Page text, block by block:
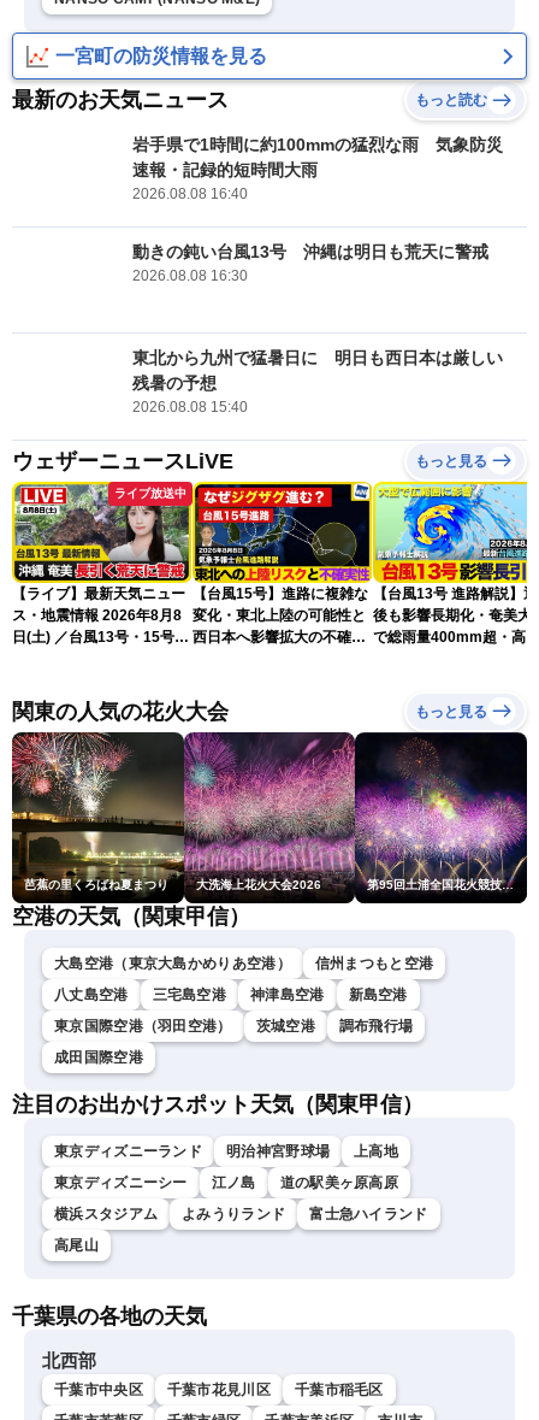
一宮町の防災情報を見る
最新のお天気ニュース もっと読む
岩手県で1時間に約100mmの猛烈な雨 気象防災
速報・記録的短時間大雨
2026.08.08 16:40
動きの鈍い台風13号 沖縄は明日も荒天に警戒
2026.08.08 16:30
東北から九州で猛暑日に 明日も西日本は厳しい
残暑の予想
2026.08.08 15:40
ウェザーニュースLiVE もっと見る
ライブ放送中
【ライブ】最新天気ニュー
ス・地震情報 2026年8月8
日(土) ／台風13号・15号
ーニュースLiVEムーン・戸
北美月／芳野達郎〉
【台風15号】進路に複雑な
変化・東北上陸の可能性と
西日本へ影響拡大の不確実
【台風13号 進路解説】
後も影響長期化・奄美大
で総雨量400mm超・高波
関東の人気の花火大会 もっと見る
芭蕉の里くろばね夏まつり 大洗海上花火大会2026 第95回土浦全国花火競技大会
空港の天気（関東甲信）
大島空港（東京大島かめりあ空港）
信州まつもと空港
八丈島空港
三宅島空港 神津島空港
新島空港
東京国際空港（羽田空港）
茨城空港
調布飛行場
成田国際空港
注目のお出かけスポット天気（関東甲信）
東京ディズニーランド 明治神宮野球場
上高地
東京ディズニーシー
江ノ島
道の駅美ヶ原高原
横浜スタジアム
よみうりランド
富士急ハイランド
高尾山
千葉県の各地の天気
北西部
千葉市中央区 千葉市花見川区
千葉市稲毛区